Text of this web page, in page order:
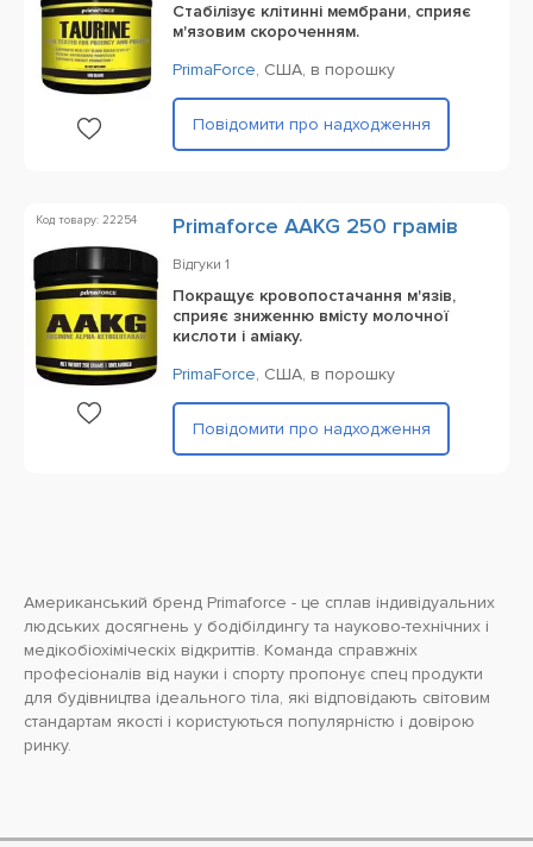
Cтабілізує клітинні мембрани, сприяє
м'язовим скороченням.
PrimaForce, США, в порошку
Повідомити про надходження
Код товару: 22254 Primaforce AAKG 250 грамів
Відгуки 1
Покращує кровопостачання м'язів,
сприяє зниженню вмісту молочної
кислоти і аміаку.
PrimaForce, США, в порошку
Повідомити про надходження
Американський бренд Primaforce - це сплав індивідуальних
людських досягнень у бодібілдингу та науково-технічних і
медікобіохіміческіх відкриттів. Команда справжніх
професіоналів від науки і спорту пропонує спец продукти
для будівництва ідеального тіла, які відповідають світовим
стандартам якості і користуються популярністю і довірою
ринку.